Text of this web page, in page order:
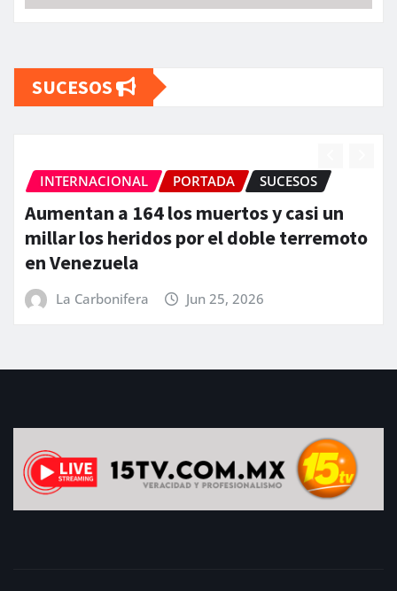
SUCESOS
ESTATAL PORTADA SUCESOS
GOBIERNO DE COAHUILA, FUERZAS
ARMADAS Y MUNICIPIOS ATIENDEN EN
CONJUNTO CONTINGENCIA POR
LLUVIAS